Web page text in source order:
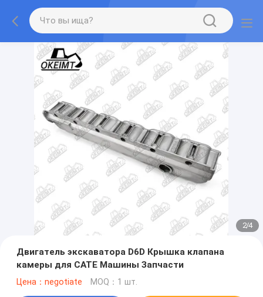
2/4
Двигатель экскаватора D6D Крышка клапана
камеры для CATE Машины Запчасти
Цена：negotiate MOQ：1 шт.